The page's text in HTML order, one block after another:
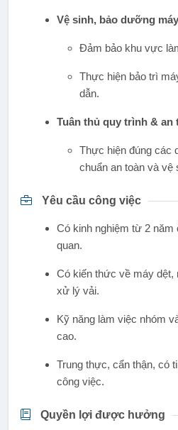
Vệ sinh, bảo dưỡng
Đảm bảo khu vực
Thực hiện bảo trì
dẫn.
Tuân thủ quy trình & an
Thực hiện đúng các
chuẩn an toàn và vệ
Yêu cầu công việc
Có kinh nghiệm từ 2
quan.
Có kiến thức về máy dệt,
xử lý vải.
Kỹ năng làm việc nhóm
cao.
Trung thực, cẩn thận, có
công việc.
Quyền lợi được hưởng